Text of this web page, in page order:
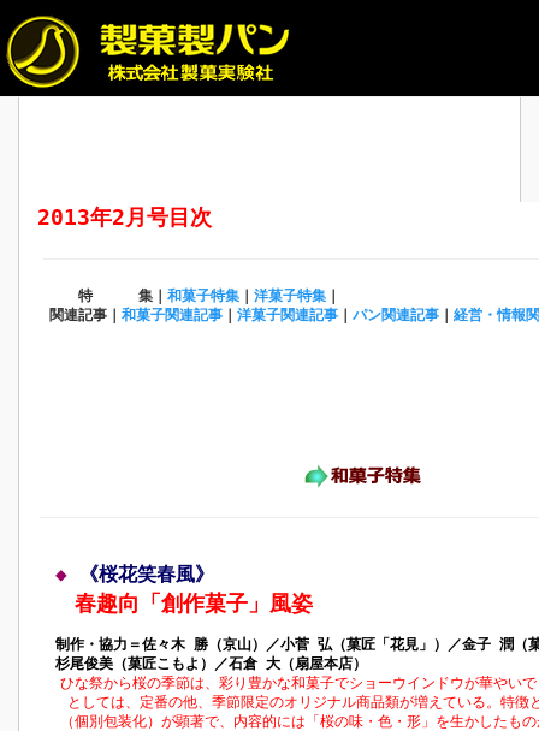
2013年2月号目次
特 集｜ 和菓子特集｜ 洋菓子特集｜
関連記事｜ 和菓子関連記事｜ 洋菓子関連記事｜ パン関連記事｜ 経営・情報
◆ 《桜花笑春風》
春趣向「創作菓子」風姿
制作・協力＝佐々木 勝（京山）／小菅 弘（菓匠「花見」）／金子 潤（
杉尾俊美（菓匠こもよ）／石倉 大（扇屋本店）
ひな祭から桜の季節は、彩り豊かな和菓子でショーウインドウが華やい
としては、定番の他、季節限定のオリジナル商品類が増えている。特徴
（個別包装化）が顕著で、内容的には「桜の味・色・形」を生かしたも